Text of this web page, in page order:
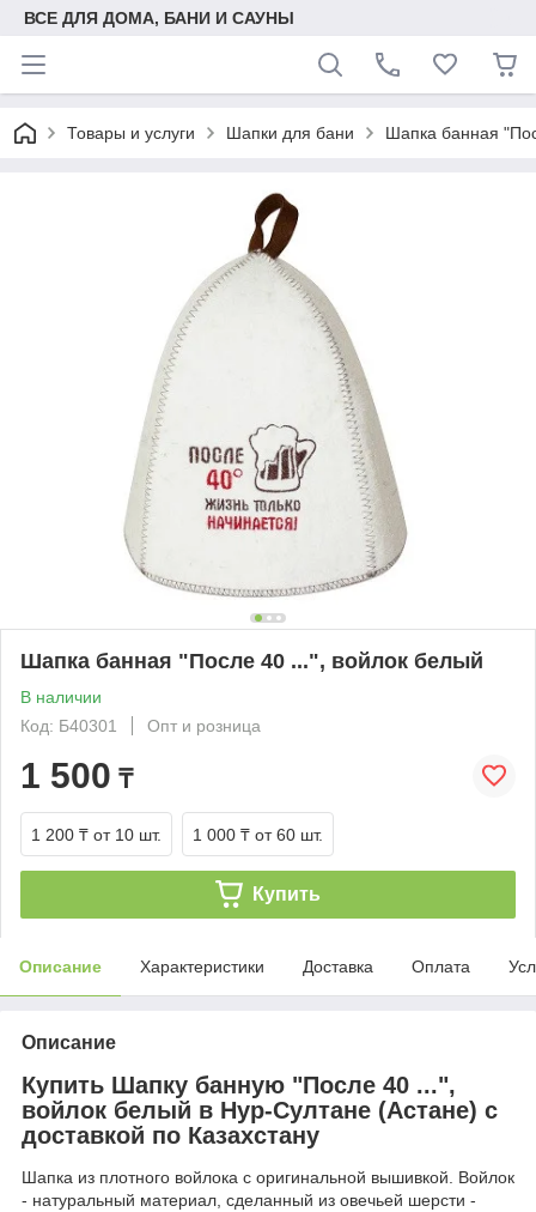
ВСЕ ДЛЯ ДОМА, БАНИ И САУНЫ
Товары и услуги Шапки для бани Шапка банная
Шапка банная "После 40 ...", войлок белый
В наличии
Код: Б40301
Опт и розница
1 500 ₸
1 200 ₸ от 10 шт. 1 000 ₸ от 60 шт.
Купить
Описание Характеристики Доставка Оплата
Описание
Купить Шапку банную "После 40 ...",
войлок белый в Нур-Султане (Астане) с
доставкой по Казахстану
Шапка из плотного войлока с оригинальной вышивкой. Войлок
- натуральный материал, сделанный из овечьей шерсти -